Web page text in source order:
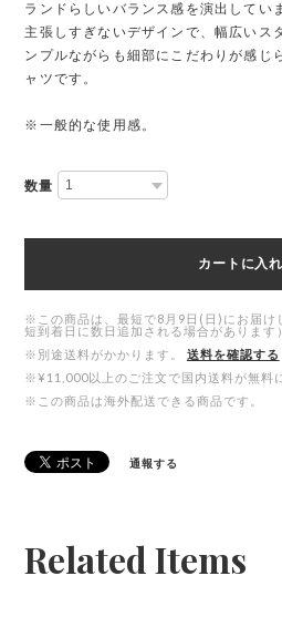
ランドらしいバランス感を演出してい
主張しすぎないデザインで、幅広いス
ンプルながらも細部にこだわりが感じ
ャツです。
※一般的な使用感。
数量
カートに入
※この商品は、最短で8月9日(日)にお届け
短到着日に数日追加される場合があります
※別途送料がかかります。
送料を確認する
※¥11,000以上のご注文で国内送料が無料
※この商品は海外配送できる商品です。
通報する
Related Items